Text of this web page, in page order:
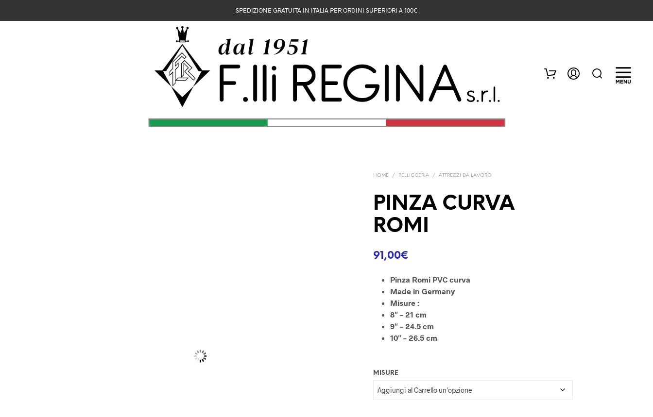
SPEDIZIONE GRATUITA IN ITALIA PER ORDINI SUPERIORI A 100€
HOME / PELLICCERIA / ATTREZZI DA LAVORO
PINZA CURVA
ROMI
91,00€
Pinza Romi PVC curva
Made in Germany
Misure :
8″ – 21 cm
9″ – 24.5 cm
10″ – 26.5 cm
MISURE